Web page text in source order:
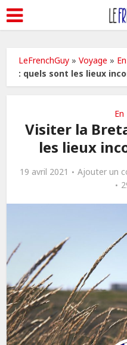
LeFrenchGuy »Voyage »
: quels sont les lieux
En
Visiter la
les lieux
19 avril 2021 Ajouter un